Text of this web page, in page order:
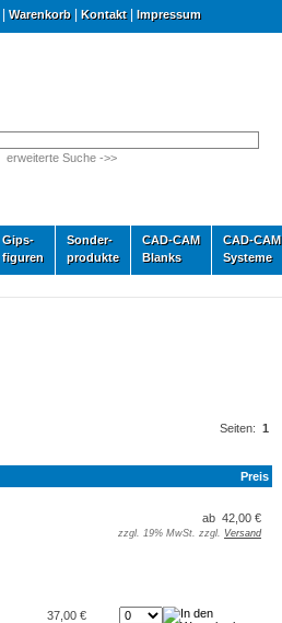
Warenkorb| Kontakt| Impressum
erweiterte Suche ->>
Gips-
figuren
Sonder-
produkte
CAD-CAM
Blanks
CAD-CAM
Systeme
Seiten: 1
Preis
ab 42,00 €
zzgl. 19% MwSt. zzgl. Versand
37,00 €